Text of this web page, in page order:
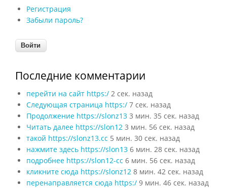
Регистрация
Забыли пароль?
Последние комментарии
перейти на сайт https:/ 2 сек. назад
Следующая страница https:/ 7 сек. назад
Продолжение https://slonz13 3 мин. 35 сек. назад
Читать далее https://slon12 3 мин. 56 сек. назад
такой https://slonz13.cc 5 мин. 30 сек. назад
нажмите здесь https://slon13 6 мин. 28 сек. назад
подробнее https://slon12-cc 6 мин. 56 сек. назад
кликните сюда https://slonz12 8 мин. 42 сек. назад
перенаправляется сюда https:/ 9 мин. 46 сек. назад